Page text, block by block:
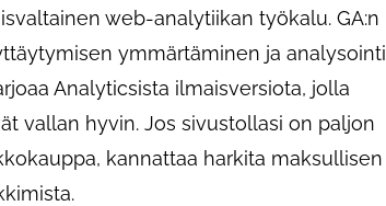
web-analytiikan työkalu. GA:n
ymmärtäminen ja analysointi
Analyticsista ilmaisversiota, jolla
vallan hyvin. Jos sivustollasi on paljon
kannattaa harkita maksullisen